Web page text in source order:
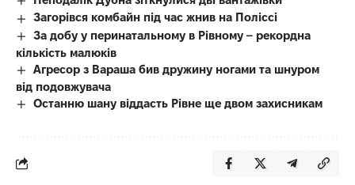
Загорівся комбайн під час жнив на Поліссі
За добу у перинатальному в Рівному – рекордна
кількість малюків
Агресор з Вараша бив дружину ногами та шнуром
від подовжувача
Останню шану віддасть Рівне ще двом захисникам